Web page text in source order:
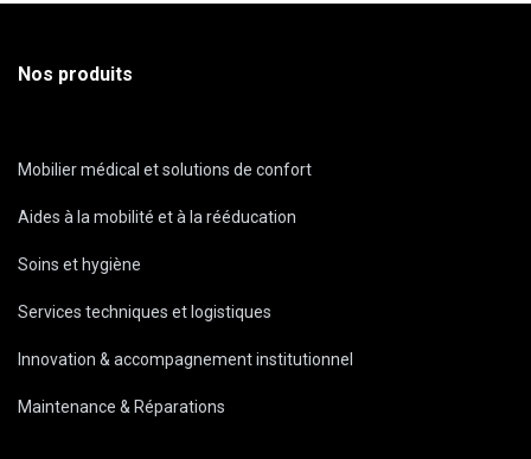
Nos produits
Mobilier médical et solutions de confort
Aides à la mobilité et à la rééducation
Soins et hygiène
Services techniques et logistiques
Innovation & accompagnement institutionnel
Maintenance & Réparations